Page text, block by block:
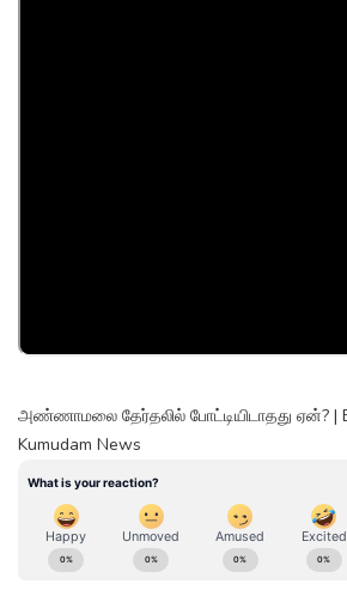
அண்ணாமலை தேர்தலில் போட்டியிடாதது ஏன்? |
Kumudam News